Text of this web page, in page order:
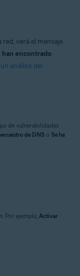
verá el mensaje
han encontrado
análisis del
de vulnerabilidades
de DNS o Se ha
Por ejemplo, Activar